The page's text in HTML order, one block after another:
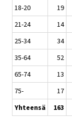
18-20
19
21-24
14
25-34
34
35-64
52
65-74
13
75-
17
Yhteensä
163